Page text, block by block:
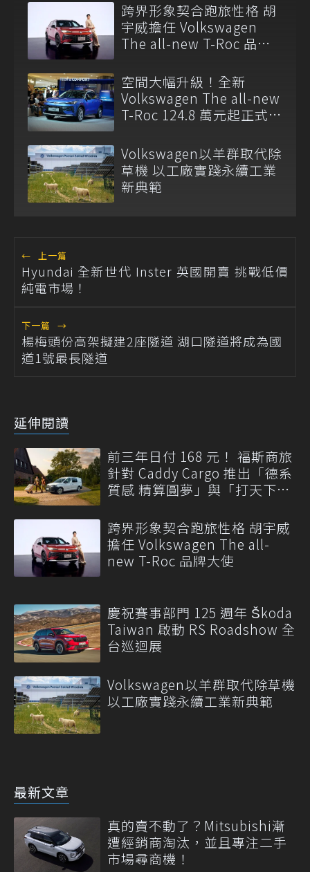
跨界形象契合跑旅性格 胡
宇威擔任 Volkswagen
The all-new T-Roc 品牌
空間大幅升級！全新
Volkswagen The all-new
T-Roc 124.8 萬元起正式上
Volkswagen以羊群取代除
草機 以工廠實踐永續工業
新典範
← 上一篇
Hyundai 全新世代 Inster 英國開賣 挑戰低價
純電市場！
下一篇 →
楊梅頭份高架擬建2座隧道 湖口隧道將成為國
道1號最長隧道
延伸閱讀
前三年日付 168 元！ 福斯商旅
針對 Caddy Cargo 推出「德系
質感 精算圓夢」與「打天下」
跨界形象契合跑旅性格 胡宇威
擔任 Volkswagen The all-
new T-Roc 品牌大使
慶祝賽事部門 125 週年 Škoda
Taiwan 啟動 RS Roadshow 全
台巡迴展
Volkswagen以羊群取代除草機
以工廠實踐永續工業新典範
最新文章
真的賣不動了？Mitsubishi漸
遭經銷商淘汰，並且專注二手
市場尋商機！